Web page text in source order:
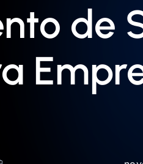
de